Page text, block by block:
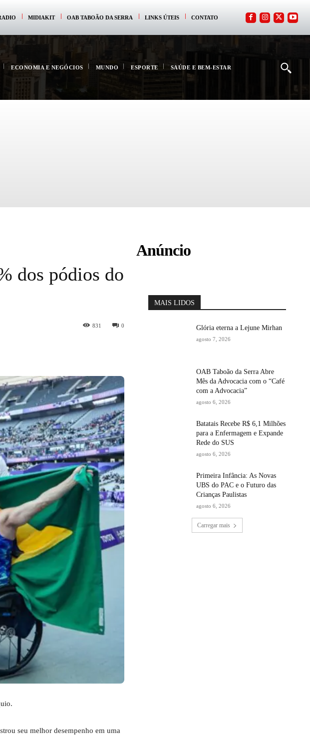
MIDIAKIT OAB TABOÃO DA SERRA LINKS ÚTEIS CONTATO
ECONOMIA E NEGÓCIOS MUNDO ESPORTE SAÚDE E BEM-ESTAR
dos pódios do
0
831
seu melhor desempenho em uma
Anúncio
MAIS LIDOS
Glória eterna a Lejune Mirhan
agosto 7, 2026
OAB Taboão da Serra Abre
Mês da Advocacia com o “Café
com a Advocacia”
agosto 6, 2026
Batatais Recebe R$ 6,1 Milhões
para a Enfermagem e Expande
Rede do SUS
agosto 6, 2026
Primeira Infância: As Novas
UBS do PAC e o Futuro das
Crianças Paulistas
agosto 6, 2026
Carregar mais